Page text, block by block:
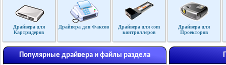
Драйвера для
Картридеров
Драйвера для Факсов
Драйвера для com
контроллеров
Драйвера для
Проекторов
Популярные драйвера и файлы раздела